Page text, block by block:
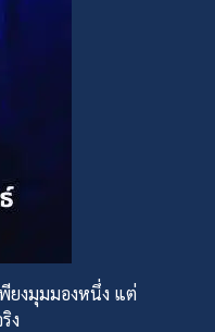
ยงมุมมองหนึ่ง แต่
ง